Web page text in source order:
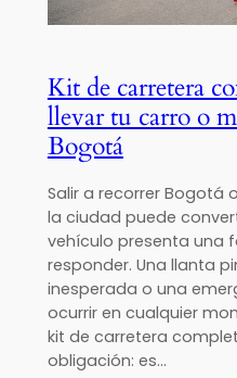
Kit de carretera
llevar tu carro o
Bogotá
Salir a recorrer Bogotá
la ciudad puede
vehículo presenta una
responder. Una llanta
inesperada o una
ocurrir en cualquier
kit de carretera
obligación: es…